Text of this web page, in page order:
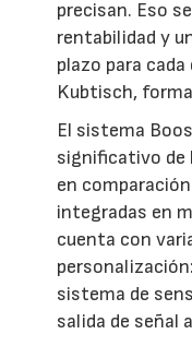
precisan. Eso
rentabilidad y
plazo para
Kubtisch,
El sistema
significativo de
en
integradas en
cuenta con
sistema de
salida de señal